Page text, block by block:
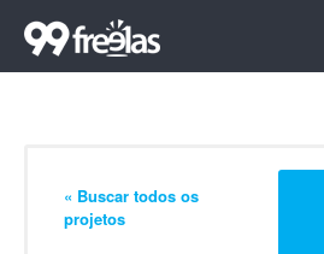
« Buscar todos os
projetos